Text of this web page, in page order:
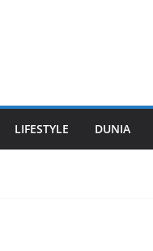
LIFESTYLE DUNIA